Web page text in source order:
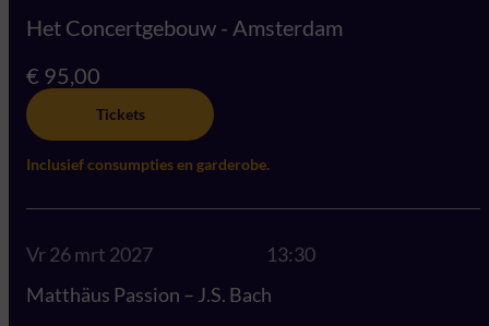
Het Concertgebouw - Amsterdam
€ 95,00
Tickets
Inclusief consumpties en garderobe.
Vr 26 mrt 2027
13:30
Matthäus Passion – J.S. Bach